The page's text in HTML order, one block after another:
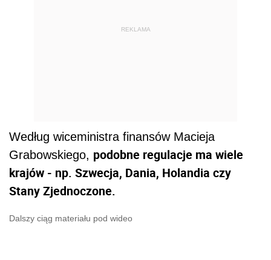
REKLAMA
Według wiceministra finansów Macieja
Grabowskiego, podobne regulacje ma wiele
krajów - np. Szwecja, Dania, Holandia czy
Stany Zjednoczone.
Dalszy ciąg materiału pod wideo